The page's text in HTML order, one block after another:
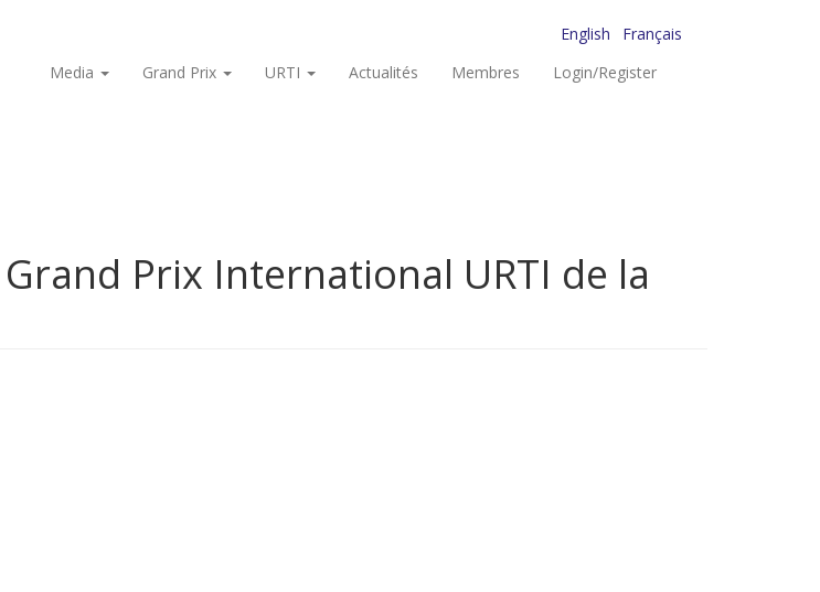
English
Français
Media
Grand Prix URTI Actualités Membres Login/Register
Prix International URTI de la